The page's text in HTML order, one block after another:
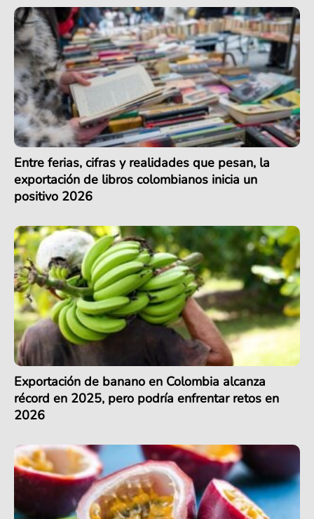
Entre ferias, cifras y realidades que pesan, la
exportación de libros colombianos inicia un
positivo 2026
Exportación de banano en Colombia alcanza
récord en 2025, pero podría enfrentar retos en
2026